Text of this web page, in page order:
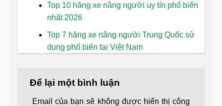
Top 10 hãng xe nâng người uy tín phổ biến
nhất 2026
Top 7 hãng xe nâng người Trung Quốc sử
dụng phổ biến tại Việt Nam
Để lại một bình luận
Email của bạn sẽ không được hiển thị công